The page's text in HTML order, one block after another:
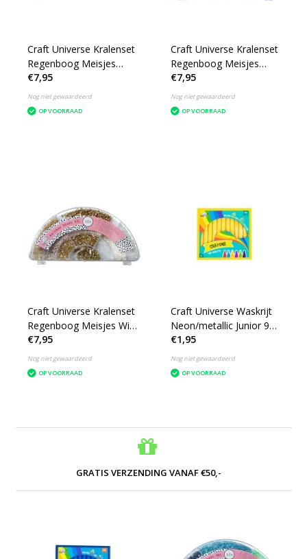
Craft Universe Kralenset
Regenboog Meisjes
Rood/groen/wit
€7,95
Nog niet gewaardeerd
OP VOORRAAD
Craft Universe Kralenset
Regenboog Meisjes
Roze/paars/goud
€7,95
Nog niet gewaardeerd
OP VOORRAAD
Craft Universe Kralenset
Regenboog Meisjes Wit-
Goud
€7,95
Nog niet gewaardeerd
OP VOORRAAD
Craft Universe Waskrijt
Neon/metallic Junior 9
Cm Geel 24 Stuks
€1,95
Nog niet gewaardeerd
OP VOORRAAD
GRATIS VERZENDING VANAF €50,-